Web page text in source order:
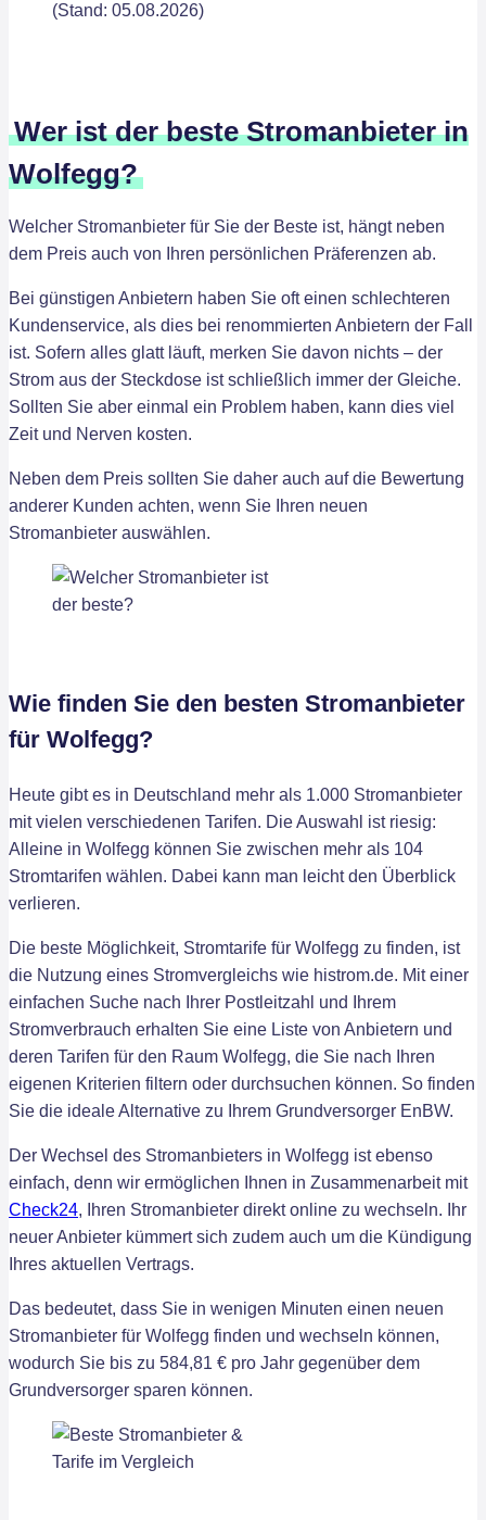
(Stand: 05.08.2026)
Wer ist der beste Stromanbieter in
Wolfegg?
Welcher Stromanbieter für Sie der Beste ist, hängt neben
dem Preis auch von Ihren persönlichen Präferenzen ab.
Bei günstigen Anbietern haben Sie oft einen schlechteren
Kundenservice, als dies bei renommierten Anbietern der Fall
ist. Sofern alles glatt läuft, merken Sie davon nichts – der
Strom aus der Steckdose ist schließlich immer der Gleiche.
Sollten Sie aber einmal ein Problem haben, kann dies viel
Zeit und Nerven kosten.
Neben dem Preis sollten Sie daher auch auf die Bewertung
anderer Kunden achten, wenn Sie Ihren neuen
Stromanbieter auswählen.
Wie finden Sie den besten Stromanbieter
für Wolfegg?
Heute gibt es in Deutschland mehr als 1.000 Stromanbieter
mit vielen verschiedenen Tarifen. Die Auswahl ist riesig:
Alleine in Wolfegg können Sie zwischen mehr als 104
Stromtarifen wählen. Dabei kann man leicht den Überblick
verlieren.
Die beste Möglichkeit, Stromtarife für Wolfegg zu finden, ist
die Nutzung eines Stromvergleichs wie histrom.de. Mit einer
einfachen Suche nach Ihrer Postleitzahl und Ihrem
Stromverbrauch erhalten Sie eine Liste von Anbietern und
deren Tarifen für den Raum Wolfegg, die Sie nach Ihren
eigenen Kriterien filtern oder durchsuchen können. So finden
Sie die ideale Alternative zu Ihrem Grundversorger EnBW.
Der Wechsel des Stromanbieters in Wolfegg ist ebenso
einfach, denn wir ermöglichen Ihnen in Zusammenarbeit mit
Check24, Ihren Stromanbieter direkt online zu wechseln. Ihr
neuer Anbieter kümmert sich zudem auch um die Kündigung
Ihres aktuellen Vertrags.
Das bedeutet, dass Sie in wenigen Minuten einen neuen
Stromanbieter für Wolfegg finden und wechseln können,
wodurch Sie bis zu 584,81 € pro Jahr gegenüber dem
Grundversorger sparen können.